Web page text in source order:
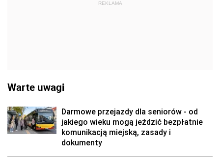
REKLAMA
Warte uwagi
Darmowe przejazdy dla seniorów - od
jakiego wieku mogą jeździć bezpłatnie
komunikacją miejską, zasady i
dokumenty